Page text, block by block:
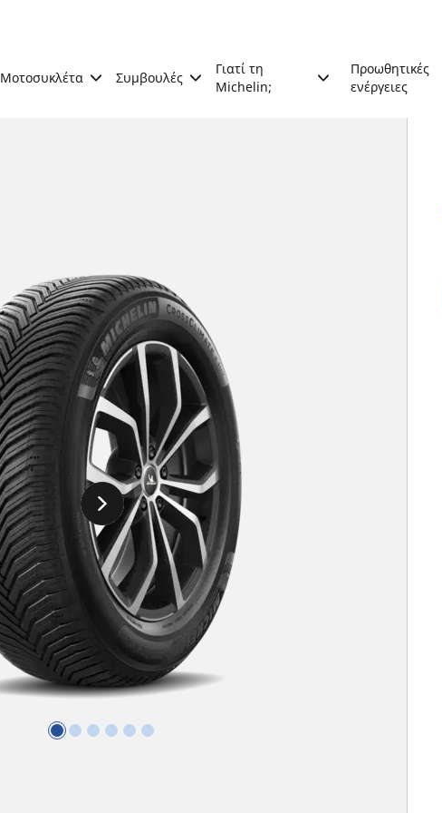
Μοτοσυκλέτα Συμβουλές
Γιατί τη
Michelin;
Προωθητικές
ενέργειες